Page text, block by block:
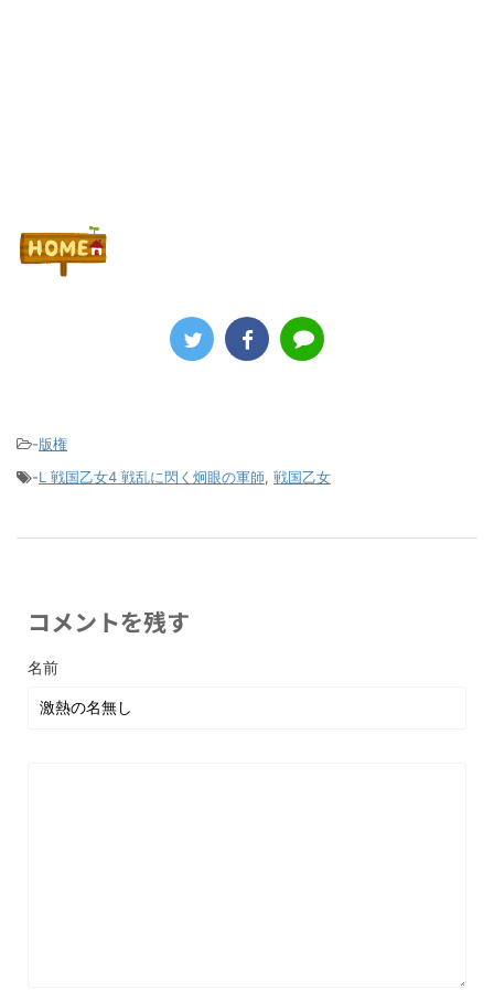
-版権
-L 戦国乙女4 戦乱に閃く炯眼の軍師, 戦国乙女
コメントを残す
名前